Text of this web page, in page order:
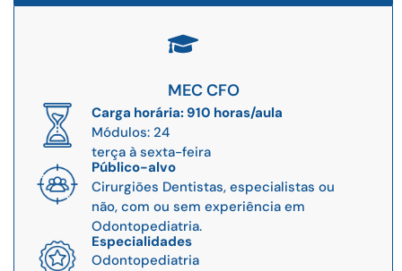
MEC CFO
Carga horária: 910 horas/aula
Módulos: 24
terça à sexta-feira
Público-alvo
Cirurgiões Dentistas, especialistas ou
não, com ou sem experiência em
Odontopediatria.
Especialidades
Odontopediatria